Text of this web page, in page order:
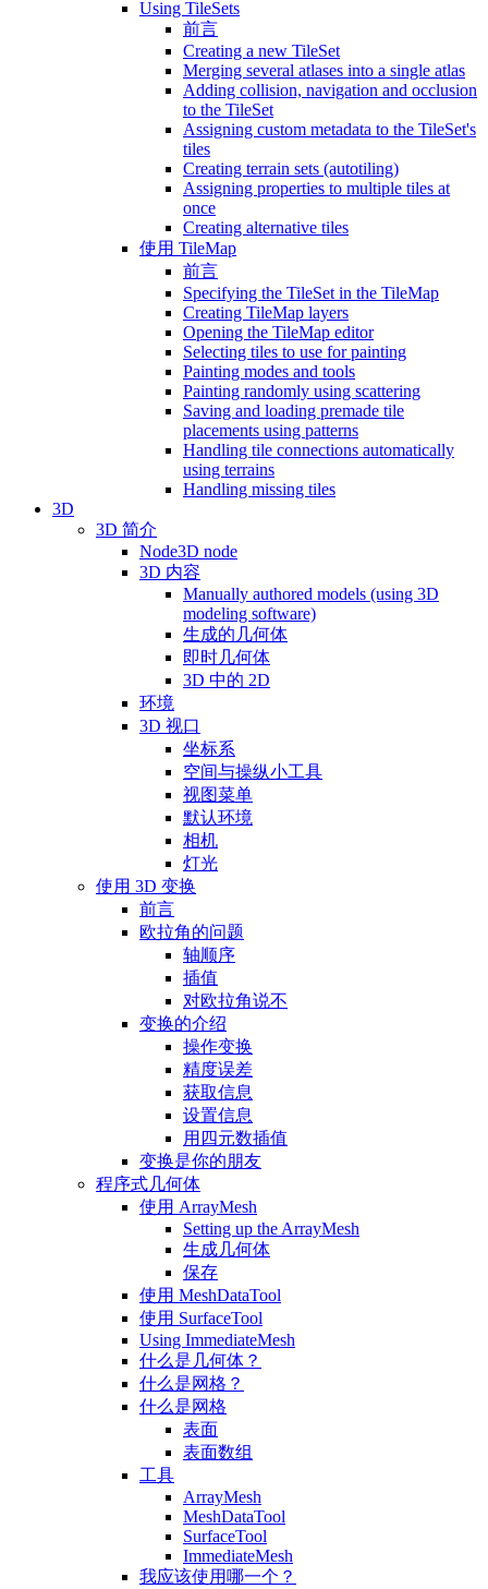
Using TileSets
前言
Creating a new TileSet
Merging several atlases into a single atlas
Adding collision, navigation and occlusion
to the TileSet
Assigning custom metadata to the TileSet's
tiles
Creating terrain sets (autotiling)
Assigning properties to multiple tiles at
once
Creating alternative tiles
使用 TileMap
前言
Specifying the TileSet in the TileMap
Creating TileMap layers
Opening the TileMap editor
Selecting tiles to use for painting
Painting modes and tools
Painting randomly using scattering
Saving and loading premade tile
placements using patterns
Handling tile connections automatically
using terrains
Handling missing tiles
3D
3D 简介
Node3D node
3D 内容
Manually authored models (using 3D
modeling software)
生成的几何体
即时几何体
3D 中的 2D
环境
3D 视口
坐标系
空间与操纵小工具
视图菜单
默认环境
相机
灯光
使用 3D 变换
前言
欧拉角的问题
轴顺序
插值
对欧拉角说不
变换的介绍
操作变换
精度误差
获取信息
设置信息
用四元数插值
变换是你的朋友
程序式几何体
使用 ArrayMesh
Setting up the ArrayMesh
生成几何体
保存
使用 MeshDataTool
使用 SurfaceTool
Using ImmediateMesh
什么是几何体？
什么是网格？
什么是网格
表面
表面数组
工具
ArrayMesh
MeshDataTool
SurfaceTool
ImmediateMesh
我应该使用哪一个？